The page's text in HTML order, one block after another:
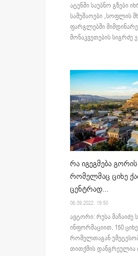
ატენში საუბნო გზები
სამუშაოები „სოფლის
ფარგლებში
მონაკვეთების სიგრძე
რა იგეგმება
რომელმაც ციხე
ცენტრად...
06.09.2022. 19:50
ავტორი: რუსა
ინფორმაციით, 150
რომელთაგან
თითქმის